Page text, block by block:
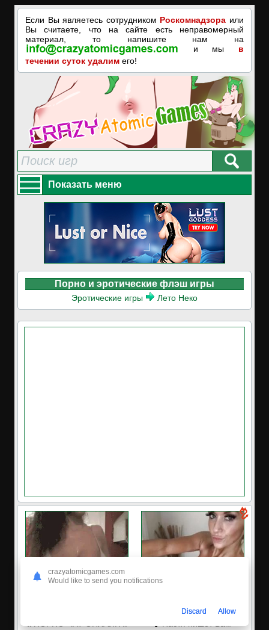
Если Вы являетесь сотрудником Роскомнадзора или
Вы считаете, что на сайте есть неправомерный
материал, то напишите нам на
и мы в
течении суток удалим его!
Показать меню
Порно и эротические флэш игры
Эротические игры Лето Неко
crazyatomicgames.com
Would like to send you notifications
Discard Allow